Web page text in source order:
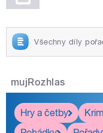
Všechny díly
mujRozhlas
Hry a četby